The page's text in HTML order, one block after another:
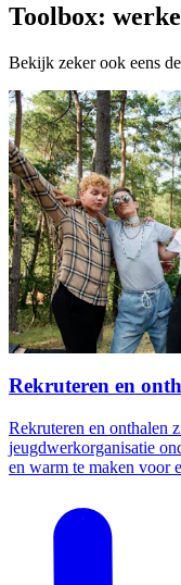
Toolbox:
Bekijk zeker ook eens
Rekruteren en
Rekruteren en onthalen
jeugdwerkorganisatie
en warm te maken voor